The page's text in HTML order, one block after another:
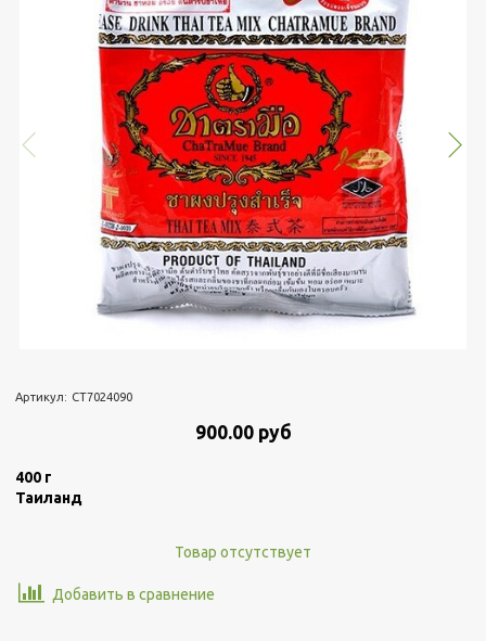
Артикул: CT7024090
900.00 руб
400 г
Таиланд
Товар отсутствует
Добавить в сравнение